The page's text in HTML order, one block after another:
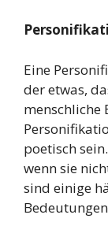
Eine
der etwas,
menschliche
poetisch
wenn sie
sind einige